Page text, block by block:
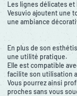
Les lignes délicates
Vesuvio ajoutent une
une ambiance
En plus de son
une utilité pratique.
Elle est compatible
facilite son utilisation
Vous pourrez ainsi
proches sans vous